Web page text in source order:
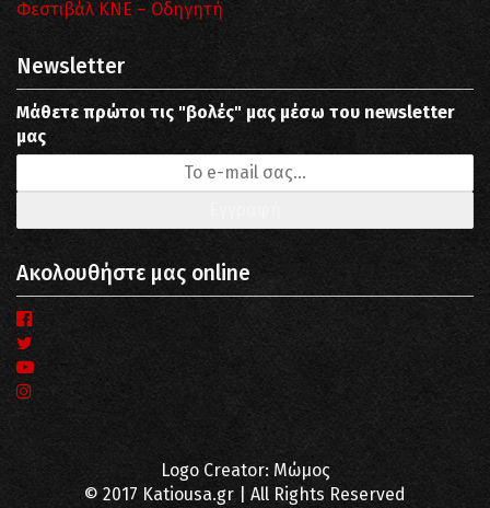
Φεστιβάλ ΚΝΕ – Οδηγητή
Newsletter
Μάθετε πρώτοι τις "βολές" μας μέσω του newsletter
μας
Ακολουθήστε μας online
Logo Creator: Μώμος
© 2017 Katiousa.gr | All Rights Reserved